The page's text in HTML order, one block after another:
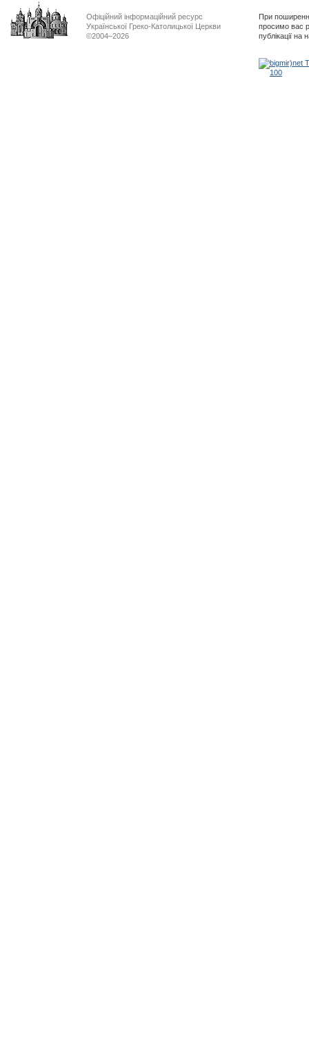
Офіційний інформаційний ресурс
Української Греко-Католицької Церкви
©2004–2026
При
просимо вас
публікації на